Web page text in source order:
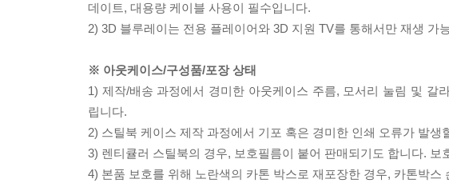
데이트, 대용량 케이블 사용이 필수입니다.
2) 3D 블루레이는 전용 플레이어와 3D 지원 TV를 통해서만 재생 가
※ 아웃케이스/구성품/포장 상태
1) 제작/배송 과정에서 경미한 아웃케이스 주름, 모서리 눌림 및 갈
립니다.
2) 스틸북 케이스 제작 과정에서 기포 혹은 경미한 인쇄 오류가 발생
3) 렌티큘러 스틸북의 경우, 보호필름이 붙어 판매되기도 합니다.
4) 본품 보호를 위해 노란색의 카톤 박스로 재포장한 경우, 카톤박스